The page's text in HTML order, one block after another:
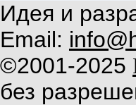
Идея и
Email:
©2001-2025
без